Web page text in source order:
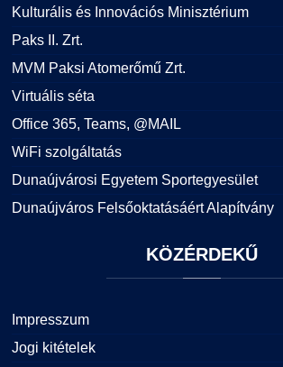
Kulturális és Innovációs Minisztérium
Paks II. Zrt.
MVM Paksi Atomerőmű Zrt.
Virtuális séta
Office 365, Teams, @MAIL
WiFi szolgáltatás
Dunaújvárosi Egyetem Sportegyesület
Dunaújváros Felsőoktatásáért Alapítvány
KÖZÉRDEKŰ
Impresszum
Jogi kitételek